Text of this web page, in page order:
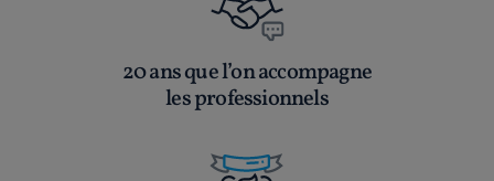
le 18-06-2016
Guepe34Vos indemnités sont calculées par la
Lire plus
20 ans que l’on accompagne
les professionnels